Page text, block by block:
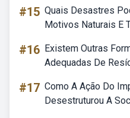
#15 Quais Desastres
Motivos Naturais E
#16 Existem Outras
Adequadas De
#17 Como A Ação Do
Desestruturou A